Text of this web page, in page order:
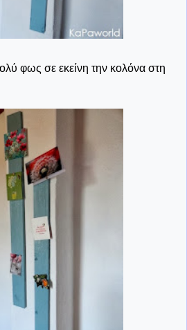
φως σε εκείνη την κολόνα στη